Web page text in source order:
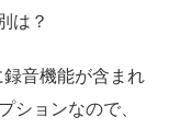
は？
音機能が含まれ
ションなので、